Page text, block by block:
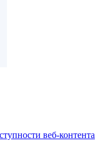
веб-контента